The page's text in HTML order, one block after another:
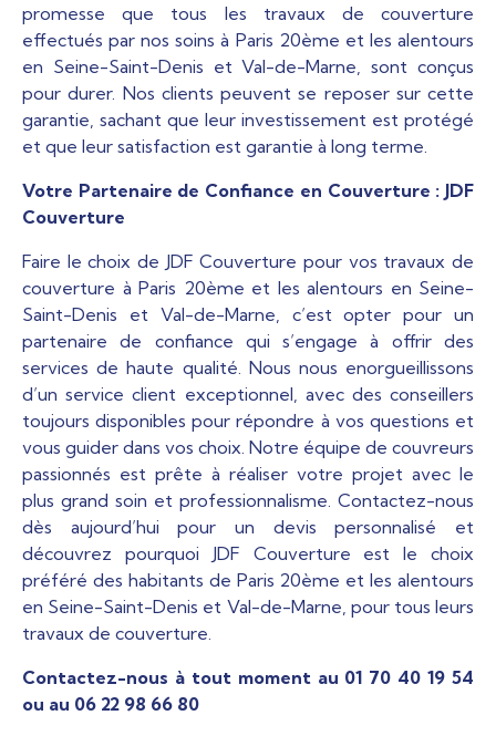
promesse que tous les travaux de couverture
effectués par nos soins à Paris 20ème et les alentours
en Seine-Saint-Denis et Val-de-Marne, sont conçus
pour durer. Nos clients peuvent se reposer sur cette
garantie, sachant que leur investissement est protégé
et que leur satisfaction est garantie à long terme.
Votre Partenaire de Confiance en Couverture : JDF
Couverture
Faire le choix de JDF Couverture pour vos travaux de
couverture à Paris 20ème et les alentours en Seine-
Saint-Denis et Val-de-Marne, c’est opter pour un
partenaire de confiance qui s’engage à offrir des
services de haute qualité. Nous nous enorgueillissons
d’un service client exceptionnel, avec des conseillers
toujours disponibles pour répondre à vos questions et
vous guider dans vos choix. Notre équipe de couvreurs
passionnés est prête à réaliser votre projet avec le
plus grand soin et professionnalisme. Contactez-nous
dès aujourd’hui pour un devis personnalisé et
découvrez pourquoi JDF Couverture est le choix
préféré des habitants de Paris 20ème et les alentours
en Seine-Saint-Denis et Val-de-Marne, pour tous leurs
travaux de couverture.
Contactez-nous à tout moment au 01 70 40 19 54
ou au 06 22 98 66 80